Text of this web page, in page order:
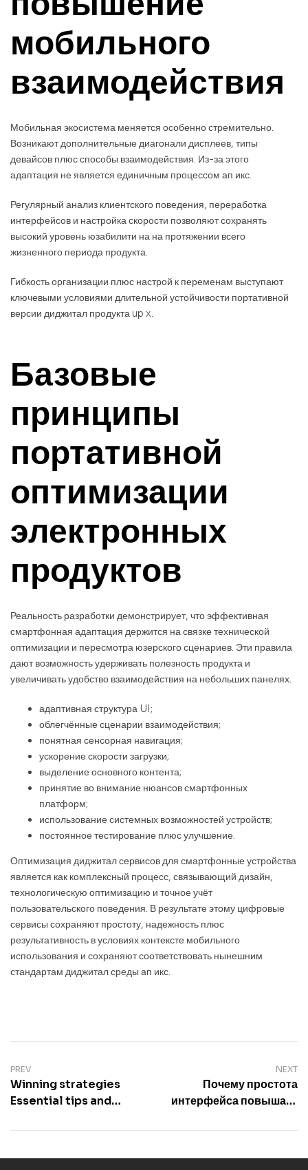
мобильного
взаимодействия
Мобильная экосистема меняется особенно стремительно.
Возникают дополнительные диагонали дисплеев, типы
девайсов плюс способы взаимодействия. Из-за этого
адаптация не является единичным процессом ап икс.
Регулярный анализ клиентского поведения, переработка
интерфейсов и настройка скорости позволяют сохранять
высокий уровень юзабилити на на протяжении всего
жизненного периода продукта.
Гибкость организации плюс настрой к переменам выступают
ключевыми условиями длительной устойчивости портативной
версии диджитал продукта up x.
Базовые
принципы
портативной
оптимизации
электронных
продуктов
Реальность разработки демонстрирует, что эффективная
смартфонная адаптация держится на связке технической
оптимизации и пересмотра юзерского сценариев. Эти правила
дают возможность удерживать полезность продукта и
увеличивать удобство взаимодействия на небольших панелях.
адаптивная структура UI;
облегчённые сценарии взаимодействия;
понятная сенсорная навигация;
ускорение скорости загрузки;
выделение основного контента;
принятие во внимание нюансов смартфонных
платформ;
использование системных возможностей устройств;
постоянное тестирование плюс улучшение.
Оптимизация диджитал сервисов для смартфонные устройства
является как комплексный процесс, связывающий дизайн,
технологическую оптимизацию и точное учёт
пользовательского поведения. В результате этому цифровые
сервисы сохраняют простоту, надежность плюс
результативность в условиях контексте мобильного
использования и сохраняют соответствовать нынешним
стандартам диджитал среды ап икс.
PREV
Winning strategies
Essential tips and
casino games
NEXT
Почему простота
интерфейса повышает